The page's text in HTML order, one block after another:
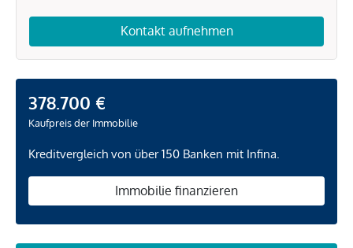
Kontakt aufnehmen
378.700 €
Kaufpreis der Immobilie
Kreditvergleich von über 150 Banken mit Infina.
Immobilie finanzieren